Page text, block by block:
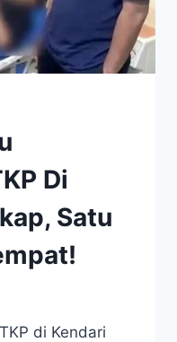
Di
Satu
di Kendari